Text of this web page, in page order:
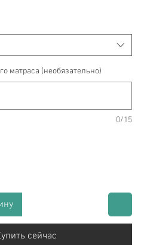
матраса (необязательно)
0/15
сейчас